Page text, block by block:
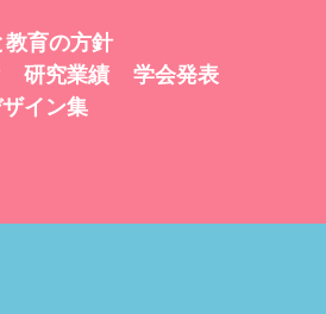
教育の方針
研究業績
学会発表
イン集